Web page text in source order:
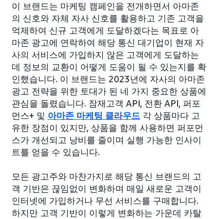
이 브랜드는 마케팅 캠페인을 전개하면서 아마존
의 신호와 자체 자사 신호를 활용하고 기존 고객을
억제하여 신규 고객에게 도달하겠다는 목표로 아
마존 광고에 연락하여 해당 통신 대기업이 현재 자
사의 서비스에 가입하지 않은 고객에게 도달하는
데 정보의 교환이 어떻게 도움이 될 수 있는지를 확
인했습니다. 이 브랜드는 2023년에 자사의 아마존
광고 전략을 위한 토대가 된 네 가지 중요한 상품에
관심을 돌렸습니다. 잠재고객 API, 전환 API, 퍼포
먼스+ 및 아마존 마케팅 클라우드 각 상품마다 고
유한 장점이 있지만, 상품을 함께 사용하면 퍼포먼
스가 개선되고 낭비를 줄이며 실행 가능한 인사이
트를 얻을 수 있습니다.
모든 광고주와 마찬가지로 해당 통신 브랜드의 고
객 기반은 끊임없이 변화하며 매일 새로운 고객이
인터넷에 가입하거나 무선 서비스를 구매합니다.
하지만 고객 기반이 이렇게 변화하는 가운데 카탈